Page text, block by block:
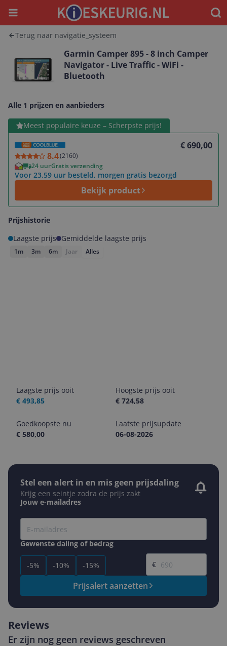
Menu
Terug naar navigatie_systeem
Garmin Camper 895 - 8 inch Camper
Navigator - Live Traffic - WiFi -
Bluetooth
Alle 1 prijzen en aanbieders
Meest populaire keuze – Scherpste prijs!
8.4(2160)
€ 690,00
24 uurGratis verzending
Voor 23.59 uur besteld, morgen gratis bezorgd
Bekijk product
Bekijk product
Prijshistorie
Laagste prijs
Gemiddelde laagste prijs
1m 3m 6m Jaar Alles
Laagste prijs ooit
€ 493,85
Hoogste prijs ooit
€ 724,58
Goedkoopste nu
€ 580,00
Laatste prijsupdate
06-08-2026
Stel een alert in en mis geen prijsdaling
Krijg een seintje zodra de prijs zakt
Jouw e-mailadres
Gewenste daling of bedrag
-5% -10% -15%
Gewenste prijs
€
Prijsalert aanzetten
Reviews
Er zijn nog geen reviews geschreven